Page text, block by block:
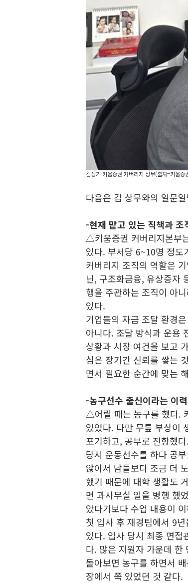
김상기 키움증권 커버리지 상무(출처=키움증
다음은 김 상무와의 일문
-현재 맡고 있는 직책과
△키움증권 커버리지본부
있다. 부서당 6~10명 정도
커버리지 조직의 역할은
닌, 구조화금융, 유상증자
행을 주관하는 조직이 아
있다.
기업들의 자금 조달 환경
아니다. 조달 방식과 운용
상황과 시장 여건을 보고
심은 장기간 신뢰를 쌓는
면서 필요한 순간에 맞는
-농구선수 출신이라는 이
△어릴 때는 농구를 했다.
있었다. 다만 무릎 부상이
포기하고, 공부로 전향했다.
당시 운동선수를 하다 공
않아서 남들보다 조금 더
했기 때문에 대학 생활도
면 과사무실 일을 병행 했
았다기보다 수업 내용이
첫 입사 후 재경팀에서 9
있다. 입사 당시 최종 면접
다. 많은 지원자 가운데 한
돌아보면 농구를 하면서
장에서 쭉 있었던 것 같다.